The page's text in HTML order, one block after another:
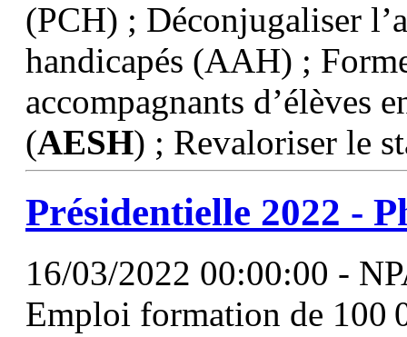
(PCH) ; Déconjugaliser
handicapés (AAH) ;
accompagnants d’élèves
(AESH) ; Revaloriser le
Présidentielle 2022 -
16/03/2022 00:00:00 -
Emploi formation de 100